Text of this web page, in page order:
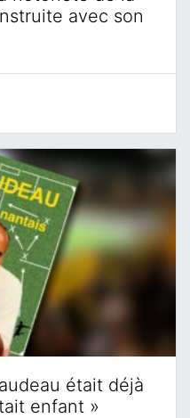
avec son
était déjà
enfant »